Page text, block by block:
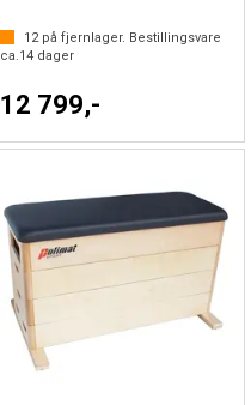
12på fjernlager. Bestillingsvare
ca. 14dager
12 799,-